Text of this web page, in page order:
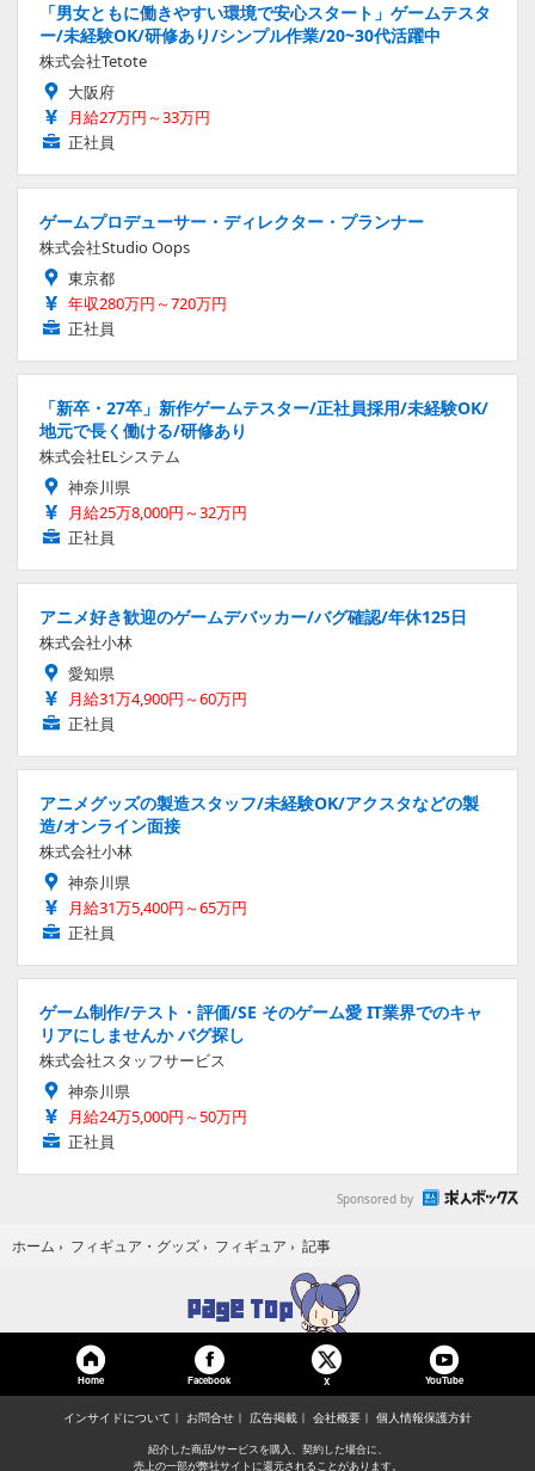
「男女ともに働きやすい環境で安心スタート」ゲームテスタ
ー/未経験OK/研修あり/シンプル作業/20~30代活躍中
株式会社Tetote
大阪府
月給27万円～33万円
正社員
ゲームプロデューサー・ディレクター・プランナー
株式会社Studio Oops
東京都
年収280万円～720万円
正社員
「新卒・27卒」新作ゲームテスター/正社員採用/未経験OK/
地元で長く働ける/研修あり
株式会社ELシステム
神奈川県
月給25万8,000円～32万円
正社員
アニメ好き歓迎のゲームデバッカー/バグ確認/年休125日
株式会社小林
愛知県
月給31万4,900円～60万円
正社員
アニメグッズの製造スタッフ/未経験OK/アクスタなどの製
造/オンライン面接
株式会社小林
神奈川県
月給31万5,400円～65万円
正社員
ゲーム制作/テスト・評価/SE そのゲーム愛 IT業界でのキャ
リアにしませんか バグ探し
株式会社スタッフサービス
神奈川県
月給24万5,000円～50万円
正社員
Sponsored by
ホーム › フィギュア・グッズ › フィギュア › 記事
Home Facebook X YouTube
インサイドについて お問合せ 広告掲載 会社概要 個人情報保護方針
紹介した商品/サービスを購入、契約した場合に、
売上の一部が弊社サイトに還元されることがあります。